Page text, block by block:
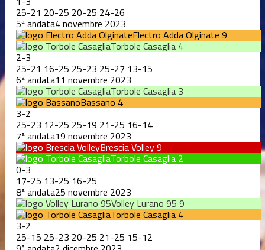
25-21 20-25 20-25 24-26
5ª andata4 novembre 2023
Electro Adda Olginate 9
Torbole Casaglia 4
2-3
25-21 16-25 25-23 25-27 13-15
6ª andata11 novembre 2023
Torbole Casaglia 3
Bassano 4
3-2
25-23 12-25 25-19 21-25 16-14
7ª andata19 novembre 2023
Brescia Volley9
Torbole Casaglia 2
0-3
17-25 13-25 16-25
8ª andata25 novembre 2023
Volley Lurano 95 9
Torbole Casaglia 4
3-2
25-15 25-23 20-25 21-25 15-12